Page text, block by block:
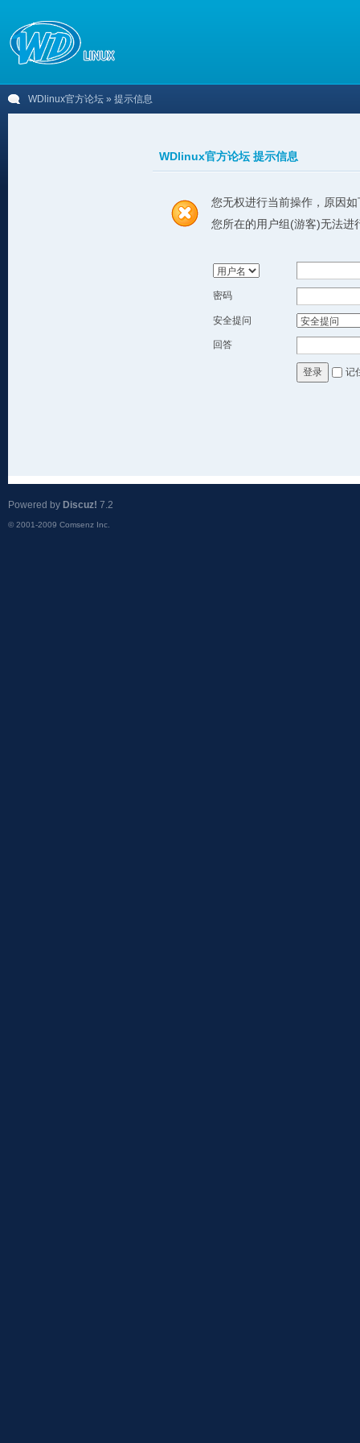
WDlinux官方论坛 » 提示信息
WDlinux官方论坛 提示信息
您无权进行当前操作，原因如
您所在的用户组(游客)无法进
密码
安全提问
回答
登录 记
Powered by Discuz! 7.2
© 2001-2009 Comsenz Inc.